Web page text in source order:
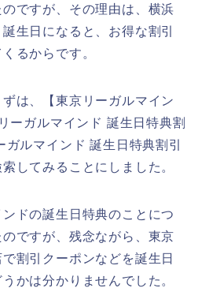
ですが、その理由は、横浜
生日になると、お得な割引
るからです。
は、【東京リーガルマイン
ーガルマインド 誕生日特典割
ルマインド 誕生日特典割引
してみることにしました。
ドの誕生日特典のことにつ
ですが、残念ながら、東京
割引クーポンなどを誕生日
かは分かりませんでした。